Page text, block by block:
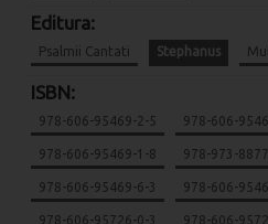
Editura:
Psalmii Cantati Stephanus
ISBN:
978-606-95469-2-5 978-606-
978-606-95469-1-8 978-973-
978-606-95469-6-3 978-606-
978-606-95726-0-3 978-606-